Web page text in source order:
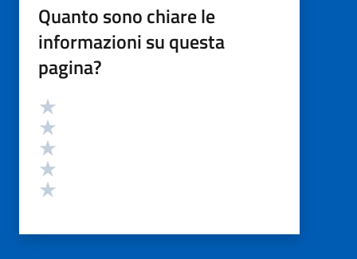
Quanto sono chiare le
informazioni su questa
pagina?
Valutazione